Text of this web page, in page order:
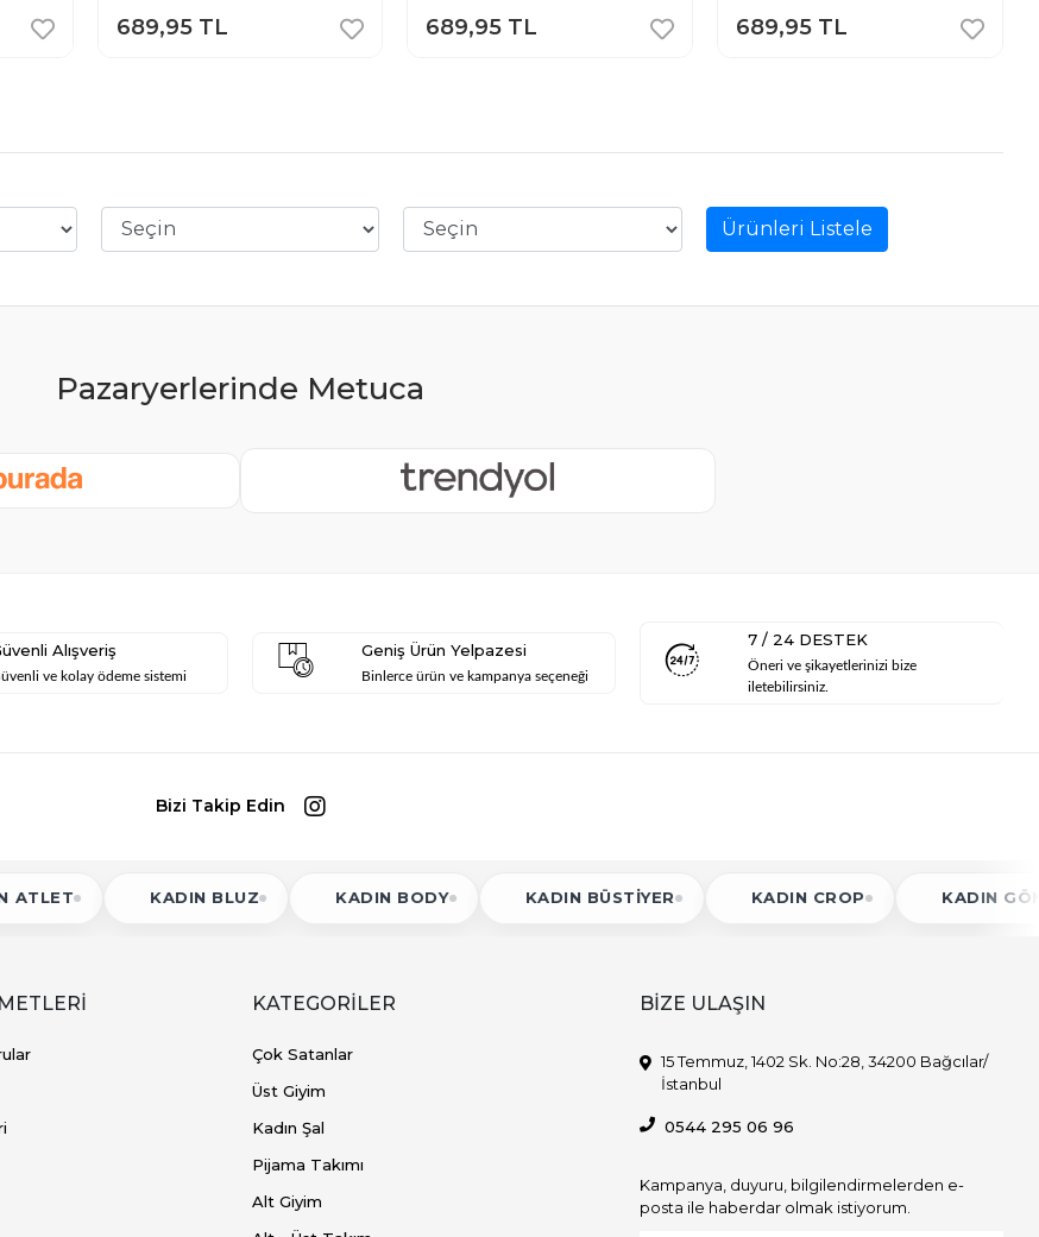
689,95 TL 689,95 TL 689,95 TL
Ürünleri Listele
Alışveriş
ve kolay ödeme sistemi
Geniş Ürün Yelpazesi
Binlerce ürün ve kampanya seçeneği
7 / 24 DESTEK
Öneri ve şikayetlerinizi bize
iletebilirsiniz.
Bizi Takip Edin
KADIN BLUZ KADIN BODY KADIN BÜSTIYER KADIN CROP KADIN GÖMLEK
KATEGORİLER
Çok Satanlar
Üst Giyim
Kadın Şal
Pijama Takımı
Alt Giyim
BİZE ULAŞIN
15 Temmuz, 1402 Sk. No:28, 34200 Bağcılar/
İstanbul
0544 295 06 96
Kampanya, duyuru, bilgilendirmelerden e-
posta ile haberdar olmak istiyorum.